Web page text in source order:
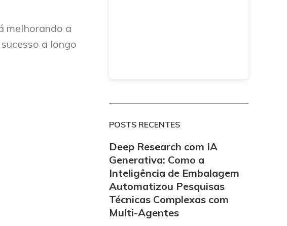
melhorando a
a longo
POSTS RECENTES
Deep Research com IA
Generativa: Como a
Inteligência de Embalagem
Automatizou Pesquisas
Técnicas Complexas com
Multi-Agentes